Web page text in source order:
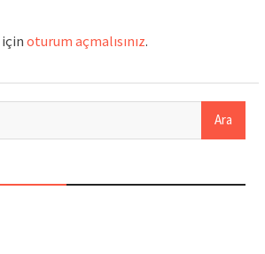
oturum açmalısınız.